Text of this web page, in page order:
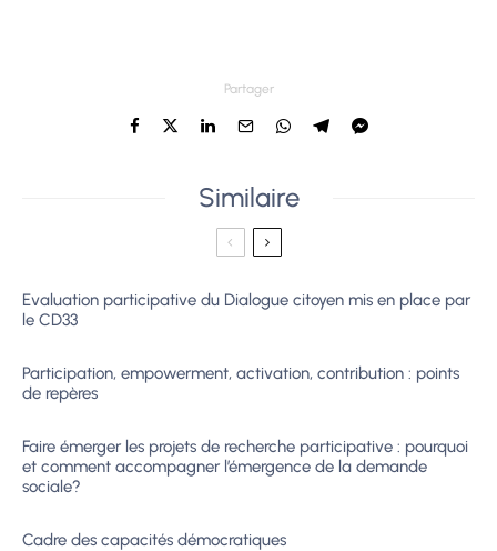
Partager
Similaire
Evaluation participative du Dialogue citoyen mis en place par
le CD33
Participation, empowerment, activation, contribution : points
de repères
Faire émerger les projets de recherche participative : pourquoi
et comment accompagner l’émergence de la demande
sociale?
Cadre des capacités démocratiques